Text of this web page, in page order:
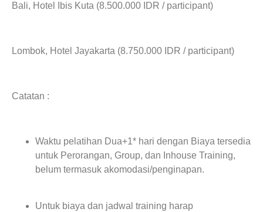
Bali, Hotel Ibis Kuta (8.500.000 IDR / participant)
Lombok, Hotel Jayakarta (8.750.000 IDR / participant)
Catatan :
Waktu pelatihan Dua+1* hari dengan Biaya tersedia
untuk Perorangan, Group, dan Inhouse Training,
belum termasuk akomodasi/penginapan.
Untuk biaya dan jadwal training harap